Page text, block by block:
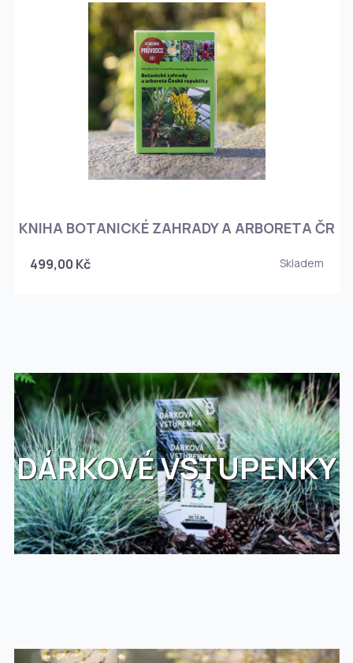
KNIHA BOTANICKÉ ZAHRADY A ARBORETA ČR
499,00 Kč Skladem
DÁRKOVÉ VSTUPENKY